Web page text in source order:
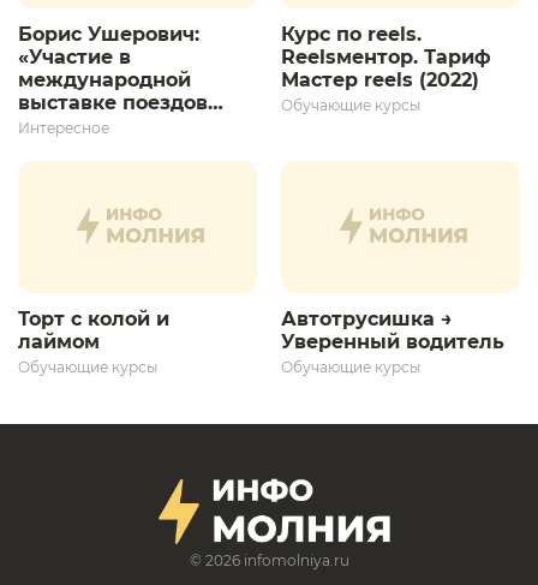
Борис Ушерович:
«Участие в
международной
выставке поездов
дает толчок для
развития»
Интересное
Курс по reels.
Reelsментор. Тариф
Мастер reels (2022)
Обучающие курсы
Торт с колой и
лаймом
Обучающие курсы
Автотрусишка →
Уверенный водитель​
Обучающие курсы
© 2026 infomolniya.ru